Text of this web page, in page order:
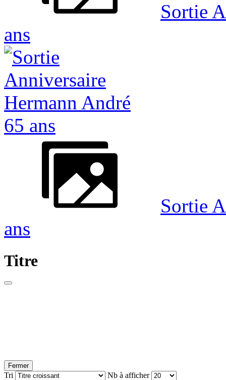
Sortie
ans
Sortie
ans
Titre
Fermer
Tri Nb à afficher